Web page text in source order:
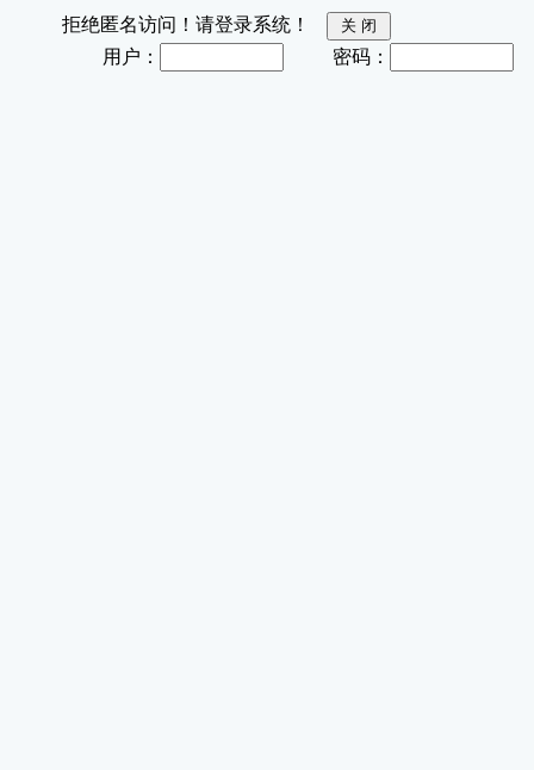
拒绝匿名访问！请登录系统！
用户：
密码：